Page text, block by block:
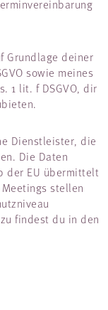
Grundlage deiner
sowie meines
1 lit. f DSGVO, dir
Dienstleister, die
Die Daten
der EU übermittelt
stellen
findest du in den